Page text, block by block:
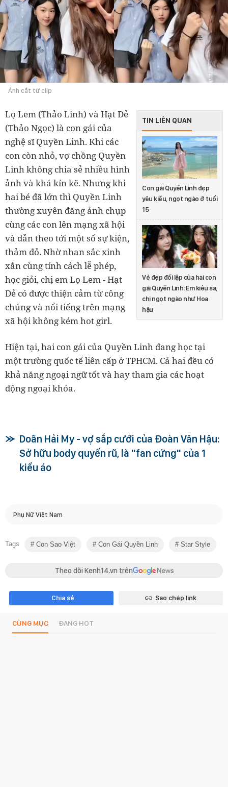
Ảnh cắt từ clip
TIN LIÊN QUAN
Con gái Quyền Linh đẹp
yêu kiều, ngọt ngào ở tuổi
15
Vẻ đẹp đối lập của hai con
gái Quyền Linh: Em kiêu sa,
chị ngọt ngào như Hoa
hậu
Lọ Lem (Thảo Linh) và Hạt Dẻ
(Thảo Ngọc) là con gái của
nghệ sĩ Quyền Linh. Khi các
con còn nhỏ, vợ chồng Quyền
Linh không chia sẻ nhiều hình
ảnh và khá kín kẽ. Nhưng khi
hai bé đã lớn thì Quyền Linh
thường xuyên đăng ảnh chụp
cùng các con lên mạng xã hội
và dẫn theo tới một số sự kiện,
thảm đỏ. Nhờ nhan sắc xinh
xắn cùng tính cách lễ phép,
học giỏi, chị em Lọ Lem - Hạt
Dẻ có được thiện cảm từ công
chúng và nổi tiếng trên mạng
xã hội không kém hot girl.
Hiện tại, hai con gái của Quyền Linh đang học tại
một trường quốc tế liên cấp ở TPHCM. Cả hai đều có
khả năng ngoại ngữ tốt và hay tham gia các hoạt
động ngoại khóa.
Doãn Hải My - vợ sắp cưới của Đoàn Văn Hậu:
Sở hữu body quyến rũ, là "fan cứng" của 1
kiểu áo
Phụ Nữ Việt Nam
Tags Con Sao Việt Con Gái Quyền Linh Star Style
Theo dõi Kenh14.vn trên
Chia sẻ Sao chép link
CÙNG MỤC ĐANG HOT